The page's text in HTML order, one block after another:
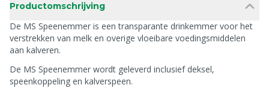
Productomschrijving
De MS Speenemmer is een transparante drinkemmer voor het
verstrekken van melk en overige vloeibare voedingsmiddelen
aan kalveren.
De MS Speenemmer wordt geleverd inclusief deksel,
speenkoppeling en kalverspeen.